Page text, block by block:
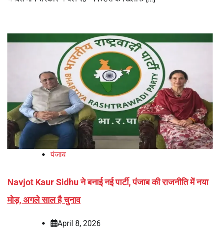
पंजाब
Navjot Kaur Sidhu ने बनाई नई पार्टी, पंजाब की राजनीति में नया
मोड़, अगले साल है चुनाव
April 8, 2026